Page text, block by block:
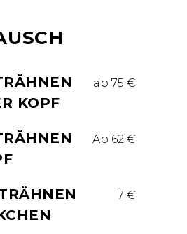
KOPF
ab 75 €
Ab 62 €
7 €